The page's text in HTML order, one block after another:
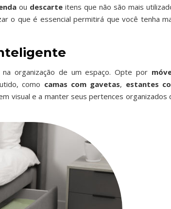
ou descarte itens que não são mais
o que é essencial permitirá que você tenha
organização de um espaço. Opte por
como camas com gavetas, estantes
visual e a manter seus pertences organizados